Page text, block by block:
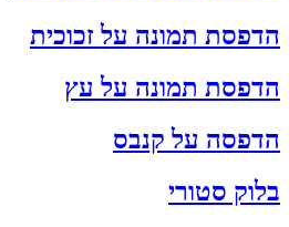
הדפסת תמונה על זכוכית
הדפסת תמונה על עץ
הדפסה על קנבס
בלוק סטורי